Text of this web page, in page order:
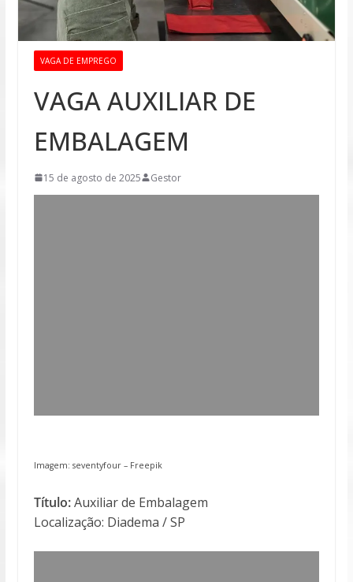
VAGA DE EMPREGO
VAGA AUXILIAR DE
EMBALAGEM
15 de agosto de 2025 Gestor
Imagem: seventyfour – Freepik
Título:Auxiliar de Embalagem
Localização: Diadema / SP